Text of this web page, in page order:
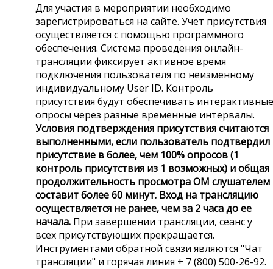
Для участия в мероприятии необходимо
зарегистрироваться на сайте. Учет присутствия
осуществляется с помощью программного
обеспечения. Система проведения онлайн-
трансляции фиксирует активное время
подключения пользователя по неизменному
индивидуальному User ID. Контроль
присутствия будут обеспечивать интерактивные
опросы через разные временные интервалы.
Условия подтверждения присутствия считаются
выполненными, если пользователь подтвердил
присутствие в более, чем 100% опросов (1
контроль присутствия из 1 возможных) и общая
продолжительность просмотра ОМ слушателем
составит более 60 минут. Вход на трансляцию
осуществляется не ранее, чем за 2 часа до ее
начала. При завершении трансляции, сеанс у
всех присутствующих прекращается.
Инструментами обратной связи являются "Чат
трансляции" и горячая линия + 7 (800) 500-26-92.